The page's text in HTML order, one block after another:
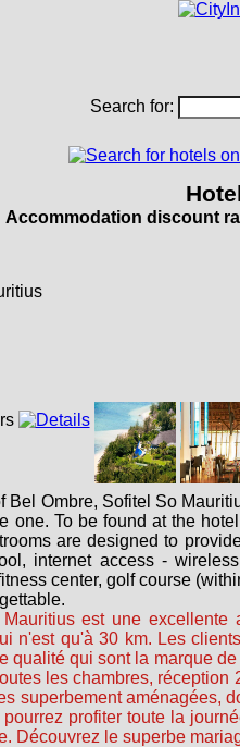
Search for:
Accommodation discount
Bel Ombre, Sofitel So
one. To be found at the
are designed to
internet access -
center, golf course
est une
n'est qu'à 30 km. Les
qualité qui sont la marque
les chambres,
superbement aménagées,
profiter toute la
Découvrez le superbe